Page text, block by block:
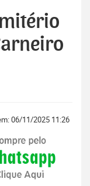
06/11/2025 11:26